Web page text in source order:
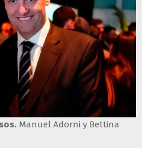
Manuel Adorni y Bettina